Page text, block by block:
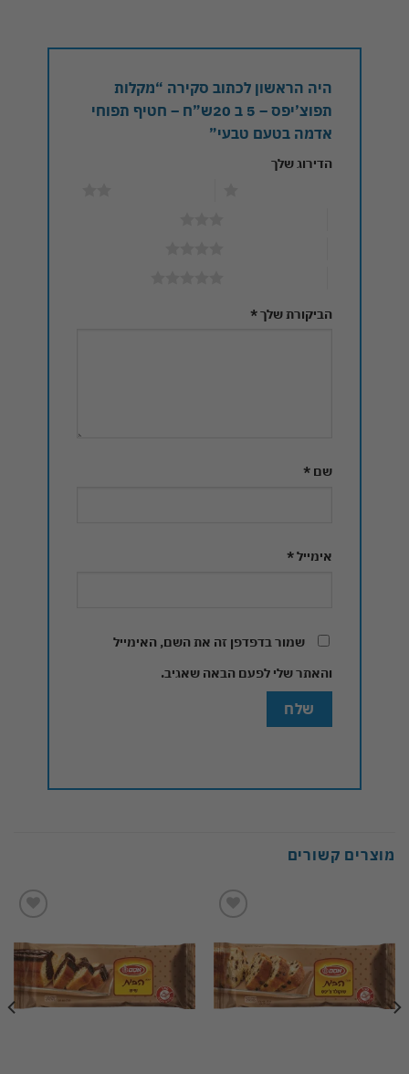
היה הראשון לכתוב סקירה “מקלות
תפוצ’יפס – 5 ב 20ש”ח – חטיף תפוחי
אדמה בטעם טבעי”
הדירוג שלך
הביקורת שלך*
שם *
אימייל*
שמור בדפדפן זה את השם, האימייל
והאתר שלי לפעם הבאה שאגיב.
מוצרים קשורים
wishlist
wishlist